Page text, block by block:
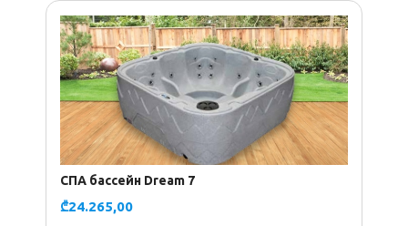
СПА бассейн Dream 7
₾24.265,00